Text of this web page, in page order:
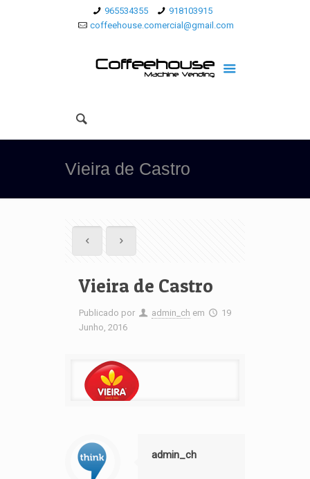
965534355
918103915
coffeehouse.comercial@gmail.com
Vieira de Castro
Vieira de Castro
Publicado por admin_ch em
19
Junho, 2016
admin_ch